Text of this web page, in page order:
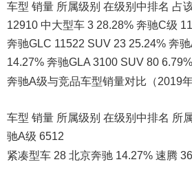
车型 销量 所属级别 在级别中排名 占
12910 中大型车 3 28.28% 奔驰C级
奔驰GLC 11522 SUV 23 25.24% 奔
14.27% 奔驰GLA 3100 SUV 80 6.79%
奔驰A级与竞品车型销量对比（2019年
车型 销量 所属级别 在级别中排名 所
驰A级 6512
紧凑型车 28 北京奔驰 14.27% 速腾